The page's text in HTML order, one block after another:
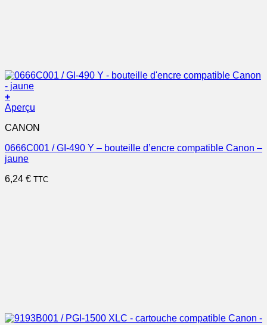
+
Aperçu
CANON
0666C001 / GI-490 Y – bouteille d’encre compatible Canon –
jaune
6,24 € TTC